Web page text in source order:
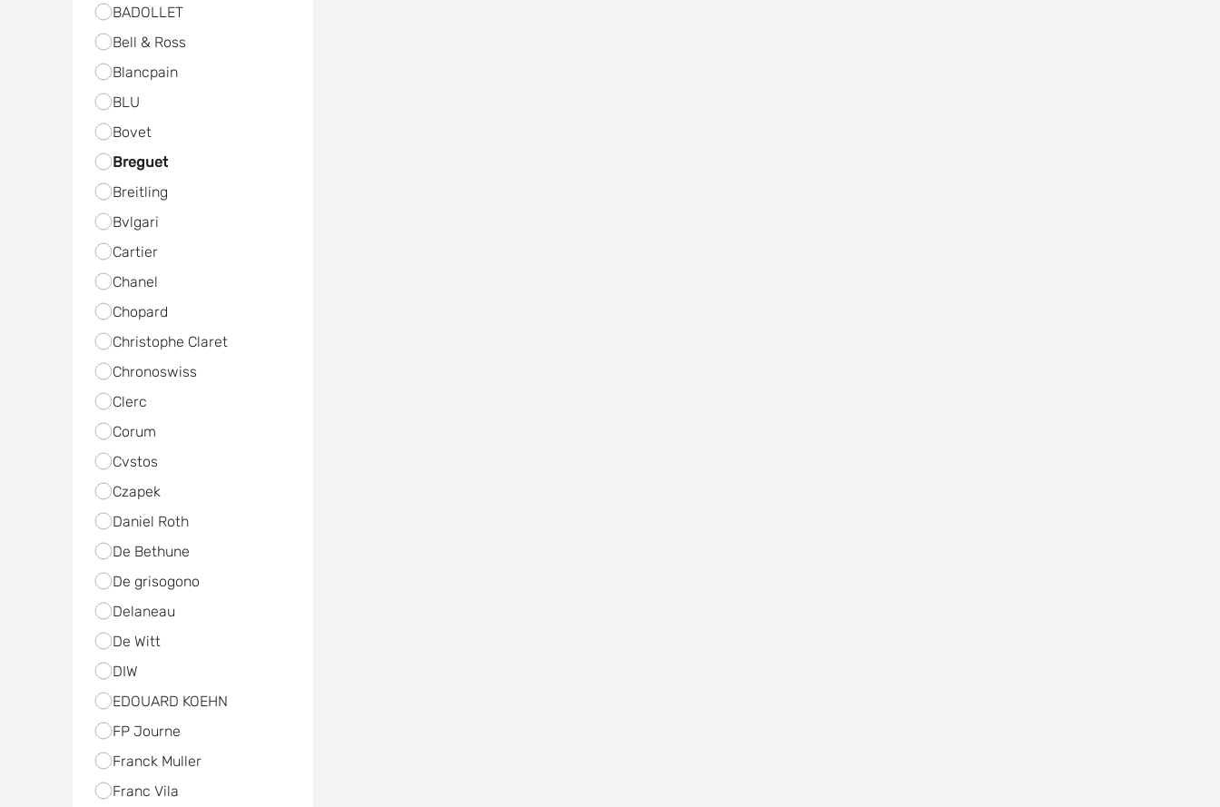
BADOLLET
Bell & Ross
Blancpain
BLU
Bovet
Breguet
Breitling
Bvlgari
Cartier
Chanel
Chopard
Christophe Claret
Chronoswiss
Clerc
Corum
Cvstos
Czapek
Daniel Roth
De Bethune
De grisogono
Delaneau
De Witt
DIW
EDOUARD KOEHN
FP Journe
Franck Muller
Franc Vila